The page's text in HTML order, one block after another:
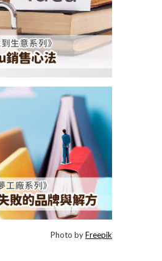
Photo byFreepik